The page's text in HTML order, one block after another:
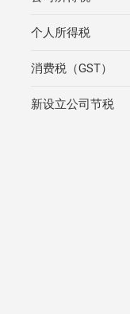
个人所得税
消费税（GST）
新设立公司节税